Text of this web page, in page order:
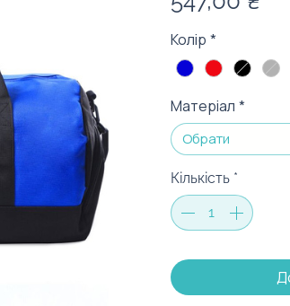
Колір *
Матеріал *
Обрати
Кількість *